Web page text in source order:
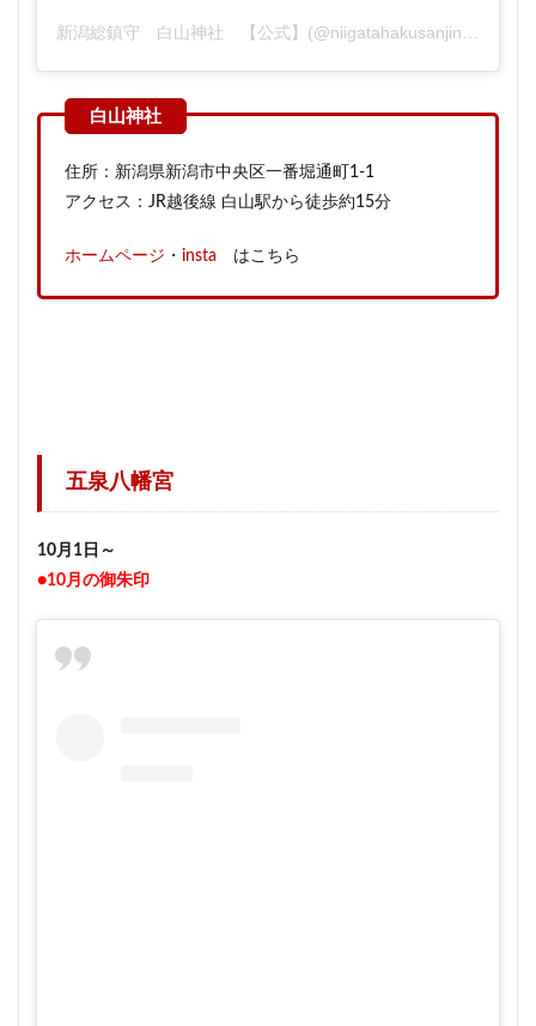
住所：新潟県新潟市中央区一番堀通町1-1
アクセス：JR越後線 白山駅から徒歩約15分
ホームページ ・ insta はこちら
五泉八幡宮
10月1日～
●10月の御朱印